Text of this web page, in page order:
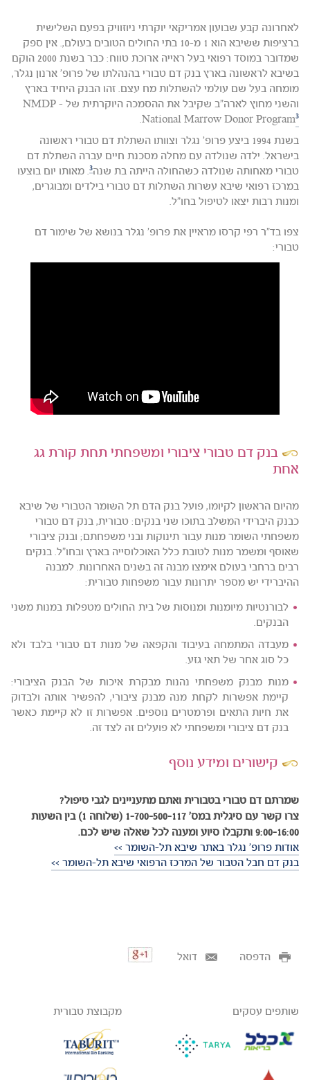
לאחרונה קבע שבועון אמריקאי יוקרתי ניוזוויק בפעם השלישית
ברציפות ששיבא הוא 1 מ-10 בתי החולים הטובים בעולם,. אין ספק
שמדובר במוסד רפואי בעל ראייה ארוכת טווח: כבר בשנת 2000 הוקם
בשיבא לראשונה בארץ בנק דם טבורי בהנהלתו של פרופ' ארנון נגלר,
מומחה בעל שם עולמי להשתלות מח עצם. זהו הבנק היחיד בארץ
והשני מחוץ לארה"ב שקיבל את ההסמכה היוקרתית של NMDP -
National Marrow Donor Program3
.
בשנת 1994 ביצע פרופ' נגלר וצוותו השתלת דם טבורי ראשונה
בישראל. ילדה שנולדה עם מחלה מסכנת חיים עברה השתלת דם
טבורי מאחותה שנולדה כשהחולה הייתה בת שנה3. מאותו יום בוצעו
במרכז רפואי שיבא עשרות השתלות דם טבורי בילדים ומבוגרים,
ומנות רבות יצאו לטיפול בחו"ל.
צפו בד"ר רפי קרסו מראיין את פרופ' נגלר בנושא של שימור דם
טבורי:
בנק דם טבורי ציבורי ומשפחתי תחת קורת גג
אחת
מהיום הראשון לקיומו, פועל בנק הדם תל השומר הטבורי של שיבא
כבנק היברידי המשלב בתוכו שני בנקים: טבורית, בנק דם טבורי
משפחתי השומר מנות עבור תינוקות ובני משפחתם; ובנק ציבורי
שאוסף ומשמר מנות לטובת כלל האוכלוסייה בארץ ובחו"ל. בנקים
רבים ברחבי בעולם אימצו מבנה זה בשנים האחרונות. למבנה
ההיברידי יש מספר יתרונות עבור משפחות טבורית:
לבורנטיות מיומנות ומנוסות של בית החולים מטפלות במנות משני
הבנקים.
מעבדה המתמחה בעיבוד והקפאה של מנות דם טבורי בלבד ולא
כל סוג אחר של תאי גזע.
מנות מבנק משפחתי נהנות מבקרת איכות של הבנק הציבורי:
קיימת אפשרות לקחת מנה מבנק ציבורי, להפשיר אותה ולבדוק
את חיות התאים ופרמטרים נוספים. אפשרות זו לא קיימת כאשר
בנק דם ציבורי ומשפחתי לא פועלים זה לצד זה.
קישורים ומידע נוסף
שמרתם דם טבורי בטבורית ואתם מתעניינים לגבי טיפול?
צרו קשר עם סיגלית במס' 1-700-500-117 (שלוחה 1) בין השעות
9:00-16:00 ותקבלו סיוע ומענה לכל שאלה שיש לכם.
אודות פרופ' נגלר באתר שיבא תל-השומר >>
בנק דם חבל הטבור של המרכז הרפואי שיבא תל-השומר >>
הדפסה דואל
שותפים עסקים מקבוצת טבורית